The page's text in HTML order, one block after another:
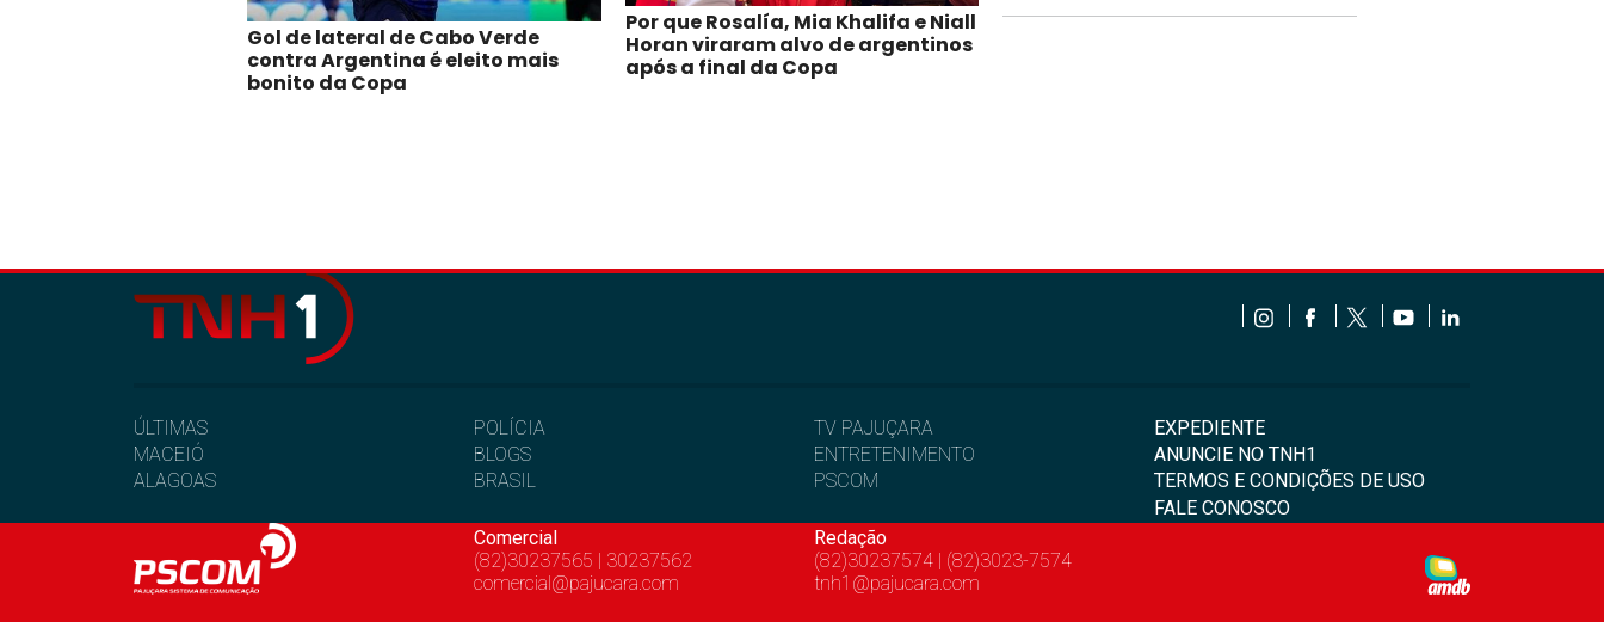
Gol de lateral de Cabo Verde
contra Argentina é eleito mais
bonito da Copa
Por que Rosalía, Mia Khalifa e Niall
Horan viraram alvo de argentinos
após a final da Copa
ÚLTIMAS
MACEIÓ
ALAGOAS
POLÍCIA
BLOGS
BRASIL
TV PAJUÇARA
ENTRETENIMENTO
PSCOM
EXPEDIENTE
ANUNCIE NO TNH1
TERMOS E CONDIÇÕES DE USO
FALE CONOSCO
Comercial
(82)30237565 | 30237562
comercial@pajucara.com
Redação
(82)30237574 | (82)3023-7574
tnh1@pajucara.com